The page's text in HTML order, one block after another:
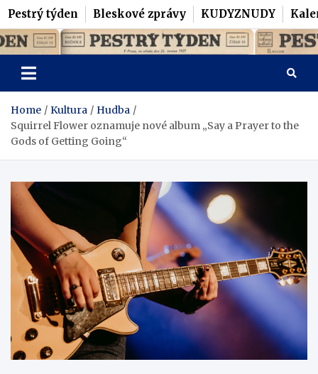
Pestrý týden Bleskové zprávy KUDYZNUDY
Skip
to
content
Pestrý Týden
Home Kultura
Hudba
Squirrel Flower oznamuje nové album „Say a Prayer to the
Gods of Getting Going“